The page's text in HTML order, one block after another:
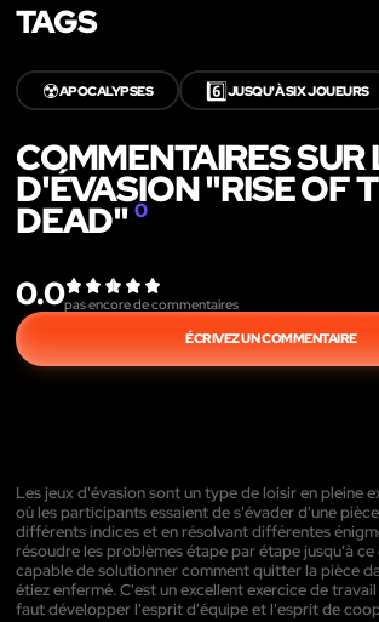
TAGS
☢️APOCALYPSES 6️⃣JUSQU'À SIX JOUEURS
COMMENTAIRES SUR
D'ÉVASION "RISE OF
DEAD" 0
0.0pas encore de commentaires
ÉCRIVEZ UN COMMENTAIRE
Les jeux d'évasion sont un type de loisir en pleine
où les participants essaient de s'évader d'une
différents indices et en résolvant différentes
résoudre les problèmes étape par étape jusqu'à ce
capable de solutionner comment quitter la pièce
étiez enfermé. C'est un excellent exercice de
faut développer l'esprit d'équipe et l'esprit de